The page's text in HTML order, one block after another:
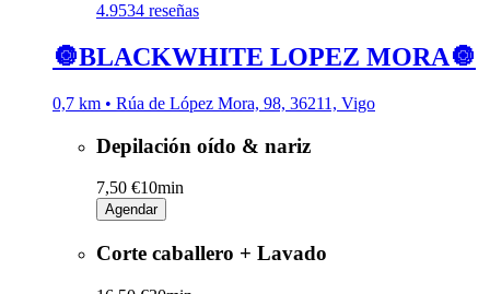
4.9534 reseñas
🔘BLACKWHITE LOPEZ MORA🔘
0,7 km • Rúa de López Mora, 98, 36211, Vigo
Depilación oído & nariz
7,50 €10min
Agendar
Corte caballero + Lavado